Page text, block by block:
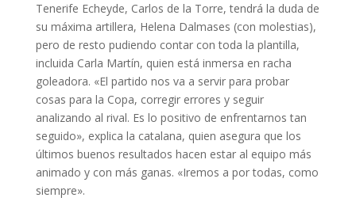
Tenerife Echeyde, Carlos de la Torre, tendrá la duda de
su máxima artillera, Helena Dalmases (con molestias),
pero de resto pudiendo contar con toda la plantilla,
incluida Carla Martín, quien está inmersa en racha
goleadora. «El partido nos va a servir para probar
cosas para la Copa, corregir errores y seguir
analizando al rival. Es lo positivo de enfrentarnos tan
seguido», explica la catalana, quien asegura que los
últimos buenos resultados hacen estar al equipo más
animado y con más ganas. «Iremos a por todas, como
siempre».